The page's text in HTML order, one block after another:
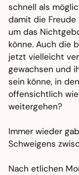
schnell als
damit die Freude
um das
könne. Auch die
jetzt vielleicht
gewachsen und
sein könne, in
offensichtlich
weitergehen?
Immer wieder
Schweigens
Nach etlichen